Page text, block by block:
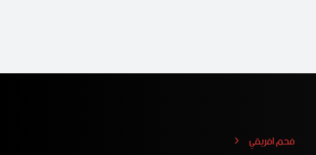
فحم افريقي